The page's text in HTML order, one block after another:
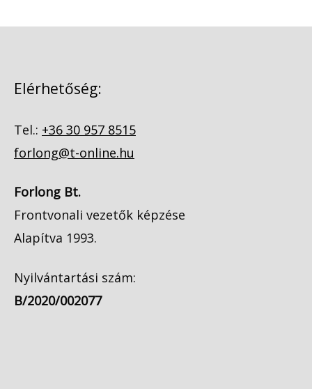
Elérhetőség:
Tel.: +36 30 957 8515
forlong@t-online.hu
Forlong Bt.
Frontvonali vezetők képzése
Alapítva 1993.
Nyilvántartási szám:
B/2020/002077